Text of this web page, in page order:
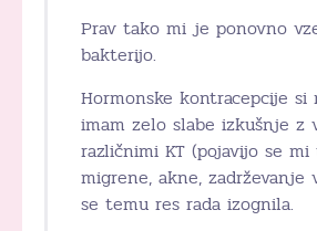
Prav tako mi je ponovno
bakterijo.
Hormonske kontracepcije si
imam zelo slabe izkušnje z
različnimi KT (pojavijo se mi
migrene, akne, zadrževanje
se temu res rada izognila.